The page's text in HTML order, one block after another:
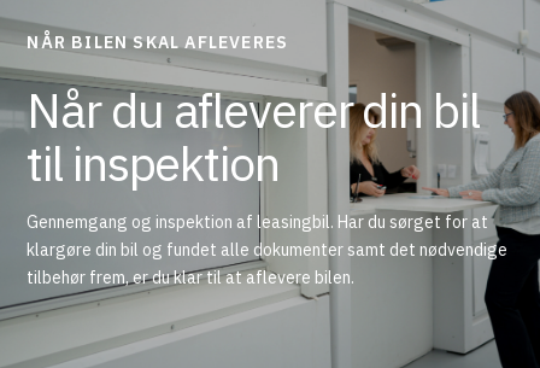
NÅR BILEN SKAL AFLEVERES
Når du afleverer din bil
til inspektion
Gennemgang og inspektion af leasingbil. Har du sørget for at
klargøre din bil og fundet alle dokumenter samt det nødvendige
tilbehør frem, er du klar til at aflevere bilen.